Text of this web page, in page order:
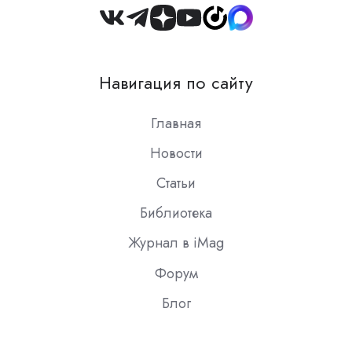
Join
Slack
Навигация по сайту
Главная
Новости
Статьи
Библиотека
Журнал в iMag
Форум
Блог